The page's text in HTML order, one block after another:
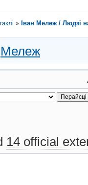
» Іван Мележ / Людзі
Мележ
14 official